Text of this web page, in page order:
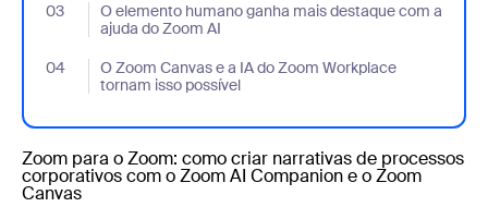
03
O elemento humano ganha mais destaque com a
ajuda do Zoom AI
- Jumplink to O elemento humano ganha mais destaque com a
04
O Zoom Canvas e a IA do Zoom Workplace
tornam isso possível
- Jumplink to O Zoom Canvas e a IA do Zoom Workplace
Zoom para o Zoom: como criar narrativas de processos
corporativos com o Zoom AI Companion e o Zoom
Canvas